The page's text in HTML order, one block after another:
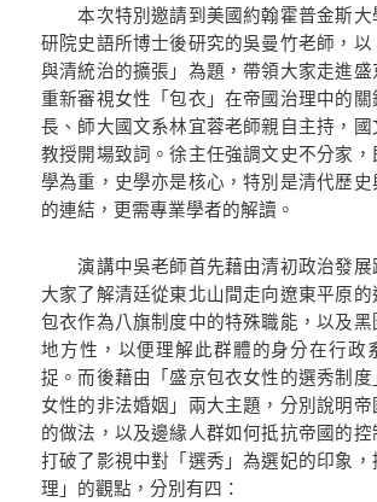
本次特別邀請到美國約翰霍普金斯大
研院史語所博士後研究的吳曼竹老師，
與清統治的擴張」為題，帶領大家走進盛
重新審視女性「包衣」在帝國治理中的
長、師大國文系林宜蓉老師親自主持，
教授開場致詞。徐主任強調文史不分家
學為重，史學亦是核心，特別是清代歷
的連結，更需專業學者的解讀。
演講中吳老師首先藉由清初政治發展
大家了解清廷從東北山間走向遼東平原
包衣作為八旗制度中的特殊職能，以及
地方性，以便理解此群體的身分在行政
捉。而後藉由「盛京包衣女性的選秀制
女性的非法婚姻」兩大主題，分別說明
的做法，以及邊緣人群如何抵抗帝國的
打破了影視中對「選秀」為選妃的印象
理」的觀點，分別有四：